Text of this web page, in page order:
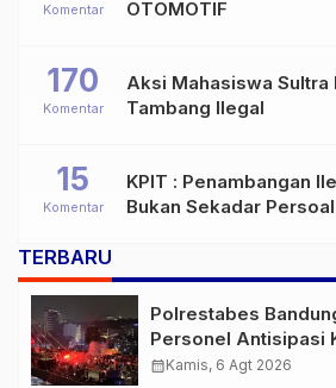
OTOMOTIF
Komentar
Aksi Mahasiswa Sultra
Tambang Ilegal
170
Komentar
KPIT : Penambangan
Bukan Sekadar
15
Komentar
TERBARU
Polrestabes
Personel Antisipasi
Usai Final Piala
calendar_monthKamis, 6 Agt 2026